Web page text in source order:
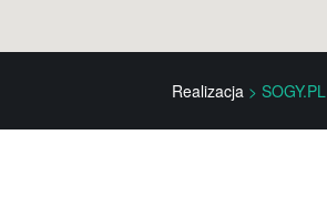
Realizacja > SOGY.PL